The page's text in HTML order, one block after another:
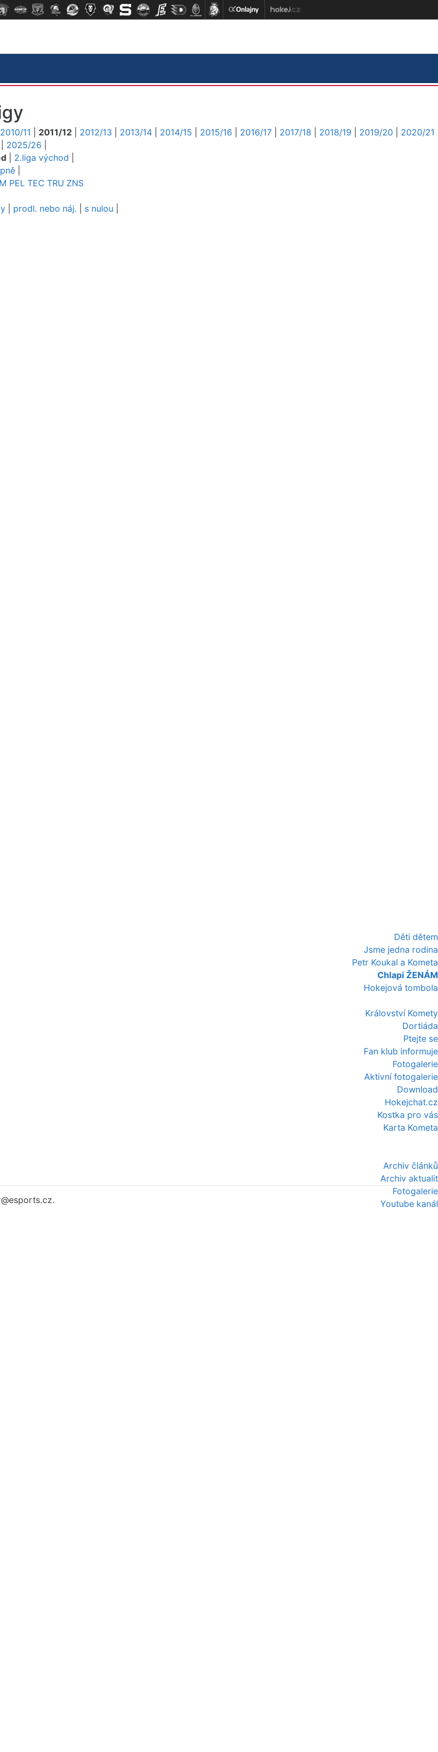
Děti dětem
Jsme jedna rodina
Petr Koukal a Kometa
Chlapi ŽENÁM
Hokejová tombola
Království Komety
Dortiáda
Ptejte se
Fan klub informuje
Fotogalerie
Aktivní fotogalerie
Download
Hokejchat.cz
Kostka pro vás
Karta Kometa
Archiv článků
Archiv aktualit
Fotogalerie
Youtube kanál
2010/11 2011/12 2012/13 2013/14 2014/15 2015/16 2016/17 2017/18 2018/19 2019/20
2020/21
2025/26
2.liga východ
PEL TEC TRU ZNS
prodl. nebo náj. s nulou
@esports.cz.